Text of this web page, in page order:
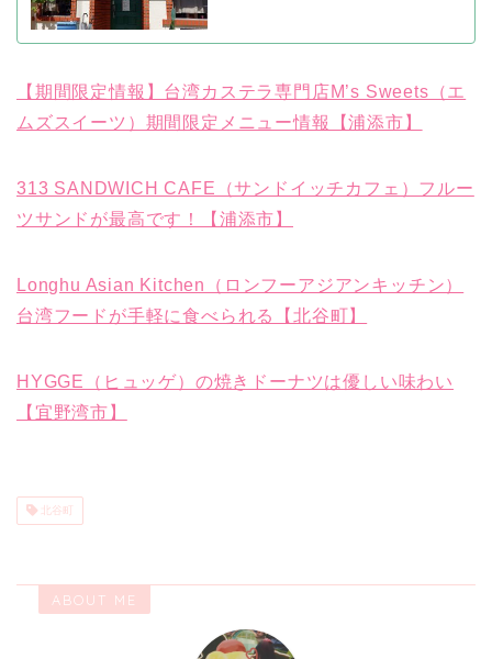
【期間限定情報】台湾カステラ専門店M’s Sweets（エ
ムズスイーツ）期間限定メニュー情報【浦添市】
313 SANDWICH CAFE（サンドイッチカフェ）フルー
ツサンドが最高です！【浦添市】
Longhu Asian Kitchen（ロンフーアジアンキッチン）
台湾フードが手軽に食べられる【北谷町】
HYGGE（ヒュッゲ）の焼きドーナツは優しい味わい
【宜野湾市】
北谷町
ABOUT ME